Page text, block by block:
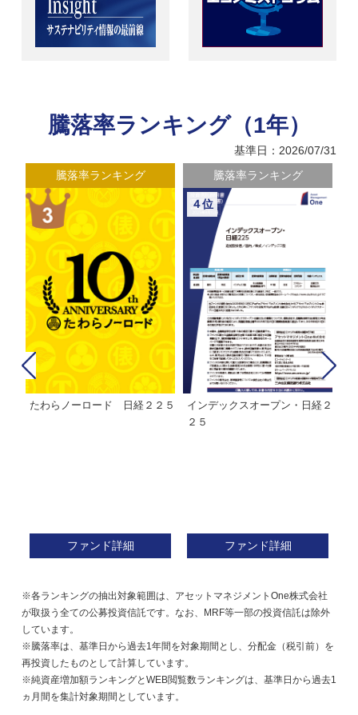
騰落率ランキング（1年）
基準日：2026/07/31
騰落率ランキング
たわらノーロード 日経２２５
ファンド詳細
騰落率ランキング
４位
インデックスオープン・日経２
２５
ファンド詳細
※各ランキングの抽出対象範囲は、アセットマネジメントOne株式会社
が取扱う全ての公募投資信託です。なお、MRF等一部の投資信託は除外
しています。
※騰落率は、基準日から過去1年間を対象期間とし、分配金（税引前）を
再投資したものとして計算しています。
※純資産増加額ランキングとWEB閲覧数ランキングは、基準日から過去1
ヵ月間を集計対象期間としています。